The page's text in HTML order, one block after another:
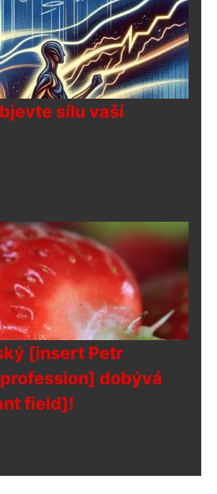
sílu vaší
[insert Petr
dobývá
field]!